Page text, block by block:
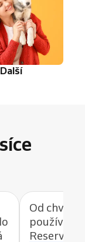
Další
Od chvíle,
používat
Reservio,